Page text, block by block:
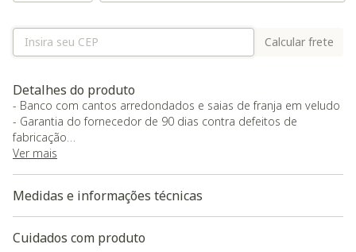
Calcular frete
Detalhes do produto
- Banco com cantos arredondados e saias de franja em veludo
- Garantia do fornecedor de 90 dias contra defeitos de
fabricação
Ver mais
Medidas e informações técnicas
Cuidados com produto